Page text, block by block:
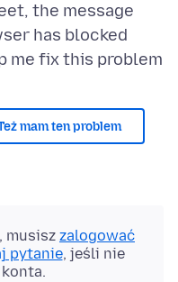
the message
has blocked
mam ten problem
musisz zalogować
pytanie, jeśli nie
konta.